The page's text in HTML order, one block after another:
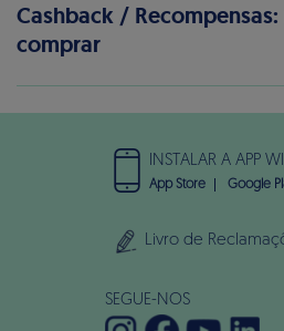
Cashback /
comprar
INSTALAR A APP
App Store Google
Livro de
SEGUE-NOS